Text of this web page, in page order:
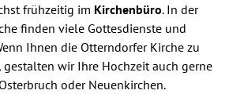
frühzeitig im Kirchenbüro. In der
finden viele Gottesdienste und
Ihnen die Otterndorfer Kirche zu
wir Ihre Hochzeit auch gerne
oder Neuenkirchen.